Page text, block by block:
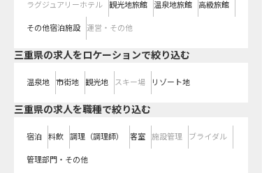
ラグジュアリーホテル 観光地旅館 温泉地旅館 高級旅館
その他宿泊施設 運営・その他
三重県の求人をロケーションで絞り込む
温泉地 市街地 観光地 スキー場 リゾート地
三重県の求人を職種で絞り込む
宿泊 料飲 調理（調理師） 客室 施設管理 ブライダル
管理部門・その他